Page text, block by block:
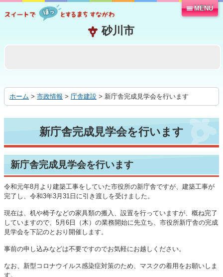
る
MENU
ホーム > 市政情報 > 庁舎建設 > 新庁舎完成見学会を行います
新庁舎完成見学会を行います
新庁舎完成見学会を行います
令和元年8月より建築工事をしていた市役所の新庁舎ですが、建築工事が
完了し、令和3年3月31日に引き渡しを受けました。
現在は、机や椅子などの家具類の搬入、設置を行っていますが、概ね完了
していますので、5月6日（木）の業務開始に先立ち、市役所新庁舎の完成
見学会を下記のとおり開催します。
事前の申し込みなどは不要ですのでお気軽にお越しください。
なお、新型コロナウイルス感染症対策のため、マスクの着用をお願いしま
す。